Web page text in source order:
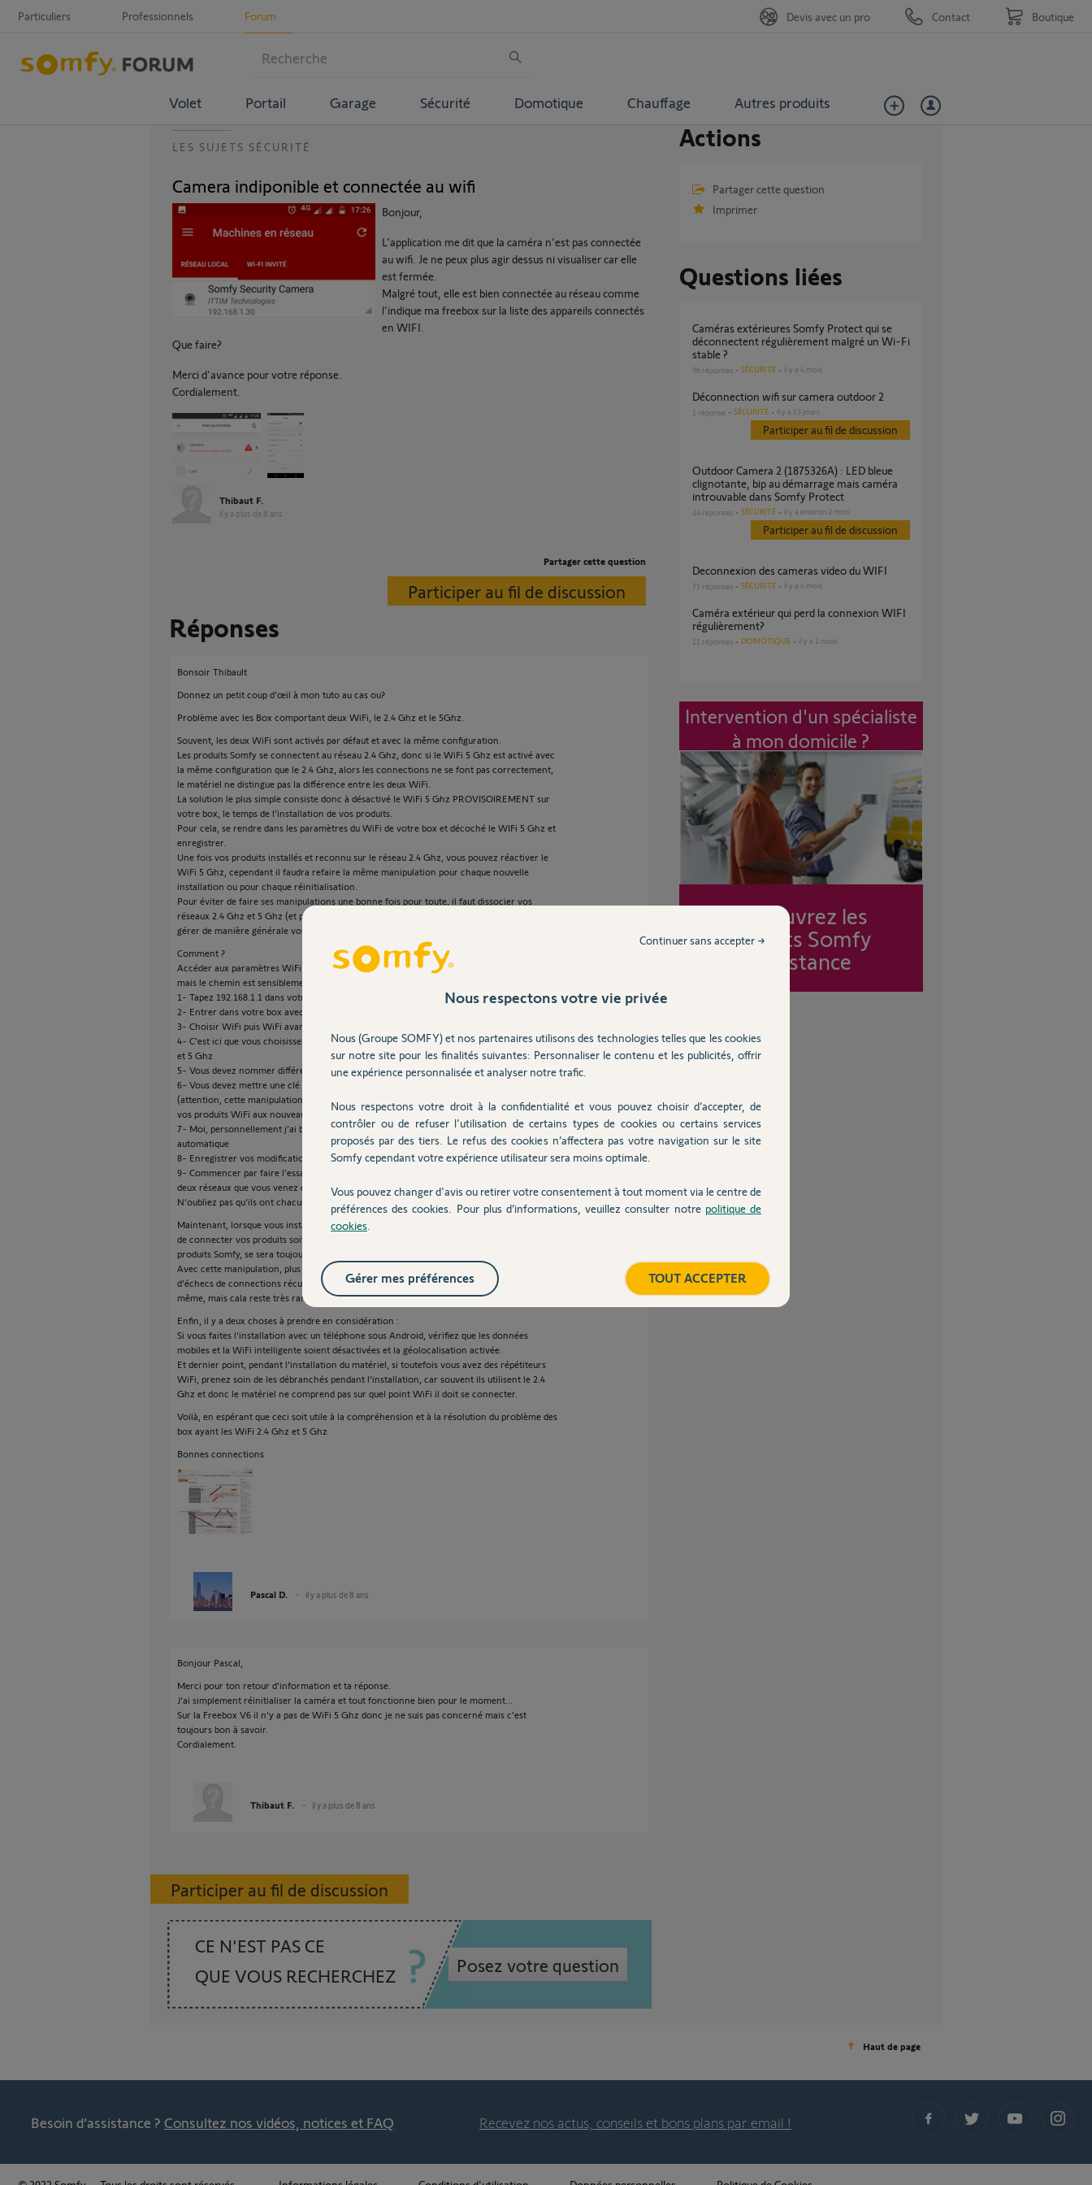
Particuliers Professionnels Forum
Volet Portail Garage Sécurité Domotique Chauffage Autres produits
Devis avec un pro Contact Boutique
LES SUJETS SÉCURITÉ
Camera indiponible et connectée au wifi
Bonjour,
L'application me dit que la caméra n'est pas connectée
au wifi. Je ne peux plus agir dessus ni visualiser car elle
est fermée.
Malgré tout, elle est bien connectée au réseau comme
l'indique ma freebox sur la liste des appareils connectés
en WIFI.
Que faire?
Merci d'avance pour votre réponse.
Cordialement.
Thibaut F.
il y a plus de 8 ans
Partager cette question
Participer au fil de discussion
Réponses
Bonsoir Thibault
Donnez un petit coup d’œil à mon tuto au cas ou?
Problème avec les Box comportant deux WiFi, le 2.4 Ghz et le 5Ghz.
Souvent, les deux WiFi sont activés par défaut et avec la même configuration.
Les produits Somfy se connectent au réseau 2.4 Ghz, donc si le WiFi 5 Ghz est activé avec
la même configuration que le 2.4 Ghz, alors les connections ne se font pas correctement,
le matériel ne distingue pas la différence entre les deux WiFi.
La solution le plus simple consiste donc à désactivé le WiFi 5 Ghz PROVISOIREMENT sur
votre box, le temps de l’installation de vos produits.
Pour cela, se rendre dans les paramètres du WiFi de votre box et décoché le WIFi 5 Ghz et
enregistrer.
Une fois vos produits installés et reconnu sur le réseau 2.4 Ghz, vous pouvez réactiver le
WiFi 5 Ghz, cependant il faudra refaire la même manipulation pour chaque nouvelle
installation ou pour chaque réinitialisation.
Pour éviter de faire ses manipulations une bonne fois pour toute, il faut dissocier vos
réseaux 2.4 Ghz et 5 Ghz (et pas seulement pour Somfy, vous serez en mesure de mieux
gérer de manière générale vos connections)
Comment ?
Accéder aux paramètres WiFi de votre Box (dans mon exemple, il s’agit de la LiveBox Play)
mais le chemin est sensiblement identique pour toutes les box)
1- Tapez 192.168.1.1 dans votre navigateur
2- Entrer dans votre box avec admin et admin par défaut
3- Choisir WiFi puis WiFi avancé
4- C’est ici que vous choisissez de ne pas avoir la même configuration pour le WiFi 2.4 Ghz
et 5 Ghz
5- Vous devez nommer différemment vos deux réseaux
6- Vous devez mettre une clé WiFi à 26 caractères différents pour vos deux réseaux
(attention, cette manipulation comprend le fait que vous serez obligé de reconnecter tous
vos produits WiFi aux nouveaux réseaux que vous venez de créer)
7- Moi, personnellement j’ai bloqué les canaux, mais vous pouvez également les mettre en
automatique
8- Enregistrer vos modifications et quitter la page.
9- Commencer par faire l’essai avec votre portable, vous verrez qu’il va reconnaitre les
deux réseaux que vous venez de créer, le 2.4 Ghz et le 5 Ghz.
N’oubliez pas qu’ils ont chacun leur nouvelle clé WiFi !!!
Maintenant, lorsque vous installerez un produit Somfy (ou autre) vous aurez la possibilité
de connecter vos produits soit sur le réseau 2.4 Ghz soit sur le réseau 5 Ghz (Pour les
produits Somfy, se sera toujours sur le réseau 2.4 Ghz)
Avec cette manipulation, plus besoin de décocher le réseau 5 Ghz, néanmoins, en cas
d’échecs de connections récurrents, il se peut que vous soyez obligé de le décocher quand
même, mais cala reste très rare.
Enfin, il y a deux choses à prendre en considération :
Si vous faites l'installation avec un téléphone sous Android, vérifiez que les données
mobiles et la WiFi intelligente soient désactivées et la géolocalisation activée.
Et dernier point, pendant l’installation du matériel, si toutefois vous avez des répétiteurs
WiFi, prenez soin de les débranchés pendant l’installation, car souvent ils utilisent le 2.4
Ghz et donc le matériel ne comprend pas sur quel point WiFi il doit se connecter.
Voilà, en espérant que ceci soit utile à la compréhension et à la résolution du problème des
box ayant les WiFi 2.4 Ghz et 5 Ghz
Bonnes connections
Pascal D. il y a plus de 8 ans
Bonjour Pascal,
Merci pour ton retour d'information et ta réponse.
J'ai simplement réinitialiser la caméra et tout fonctionne bien pour le moment...
Sur la Freebox V6 il n'y a pas de WiFi 5 Ghz donc je ne suis pas concerné mais c'est
toujours bon à savoir.
Cordialement.
Thibaut F. il y a plus de 8 ans
Participer au fil de discussion
CE N'EST PAS CE
QUE VOUS RECHERCHEZ
Posez votre question
Actions
Partager cette question
Imprimer
Questions liées
Caméras extérieures Somfy Protect qui se
déconnectent régulièrement malgré un Wi-Fi
stable ?
96 réponses SÉCURITÉ il y a 4 mois
Déconnection wifi sur camera outdoor 2
1 réponse SÉCURITÉ il y a 13 jours
Participer au fil de discussion
Outdoor Camera 2 (1875326A) : LED bleue
clignotante, bip au démarrage mais caméra
introuvable dans Somfy Protect
24 réponses SÉCURITÉ il y a environ 2 mois
Participer au fil de discussion
Deconnexion des cameras video du WIFI
71 réponses SÉCURITÉ il y a 4 mois
caméra extérieur qui perd la connexion WIFI
régulièrement?
11 réponses DOMOTIQUE il y a 2 mois
Intervention d'un spécialiste
à mon domicile ?
Découvrez les
forfaits Somfy
Assistance
Haut de page
Besoin d’assistance ? Consultez nos vidéos, notices et FAQ Recevez nos actus, conseils et bons plans par email !
Nous respectons votre vie privée
Nous (Groupe SOMFY) et nos partenaires utilisons des technologies telles que les cookies
sur notre site pour les finalités suivantes: Personnaliser le contenu et les publicités, offrir
une expérience personnalisée et analyser notre trafic.
Nous respectons votre droit à la confidentialité et vous pouvez choisir d’accepter, de
contrôler ou de refuser l'utilisation de certains types de cookies ou certains services
proposés par des tiers. Le refus des cookies n’affectera pas votre navigation sur le site
Somfy cependant votre expérience utilisateur sera moins optimale.
Vous pouvez changer d'avis ou retirer votre consentement à tout moment via le centre de
préférences des cookies. Pour plus d’informations, veuillez consulter notre politique de
cookies
Continuer sans accepter →
TOUT ACCEPTER
Gérer mes préférences